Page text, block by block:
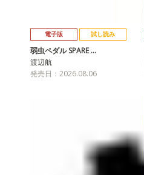
電子版 試し読み
弱虫ペダル SPARE …
渡辺航
発売日：2026.08.06